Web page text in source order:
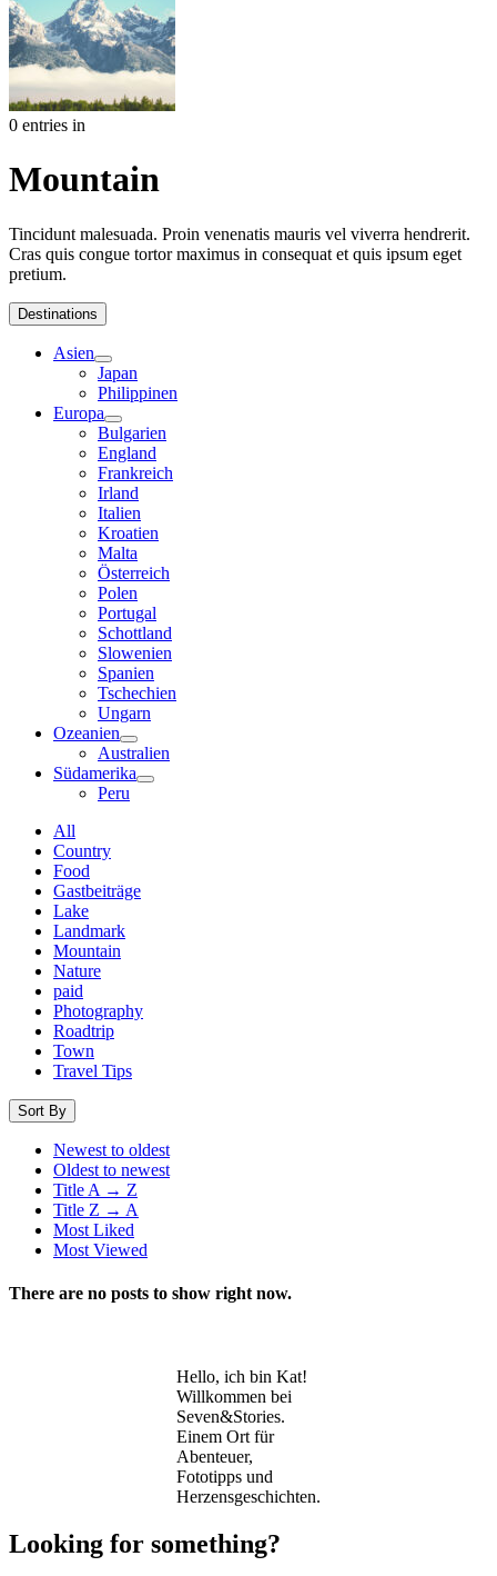
0 entries in
Mountain
Tincidunt malesuada. Proin venenatis mauris vel viverra hendrerit.
Cras quis congue tortor maximus in consequat et quis ipsum eget
pretium.
Destinations
Asien
Japan
Philippinen
Europa
Bulgarien
England
Frankreich
Irland
Italien
Kroatien
Malta
Österreich
Polen
Portugal
Schottland
Slowenien
Spanien
Tschechien
Ungarn
Ozeanien
Australien
Südamerika
Peru
All
Country
Food
Gastbeiträge
Lake
Landmark
Mountain
Nature
paid
Photography
Roadtrip
Town
Travel Tips
Sort By
Newest to oldest
Oldest to newest
Title A → Z
Title Z → A
Most Liked
Most Viewed
There are no posts to show right now.
Hello, ich bin Kat!
Willkommen bei
Seven&Stories.
Einem Ort für
Abenteuer,
Fototipps und
Herzensgeschichten.
Looking for something?